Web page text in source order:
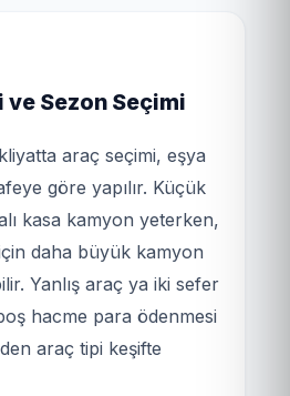
Sezon Seçimi
araç seçimi, eşya
göre yapılır. Küçük
kasa kamyon yeterken,
daha büyük kamyon
Yanlış araç ya iki sefer
hacme para ödenmesi
araç tipi keşifte